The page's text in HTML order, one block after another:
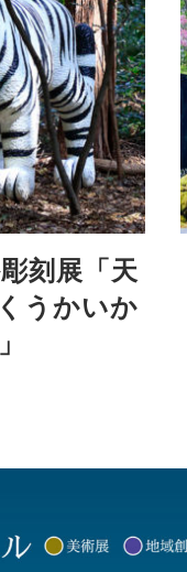
刻展「天
うかいか